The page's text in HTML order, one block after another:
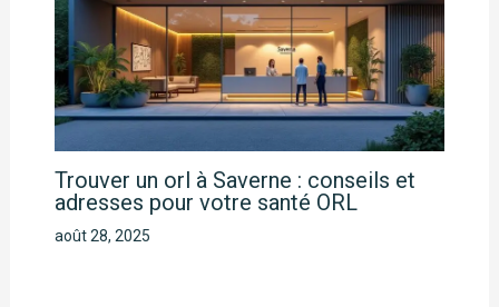
Trouver un orl à Saverne : conseils et
adresses pour votre santé ORL
août 28, 2025